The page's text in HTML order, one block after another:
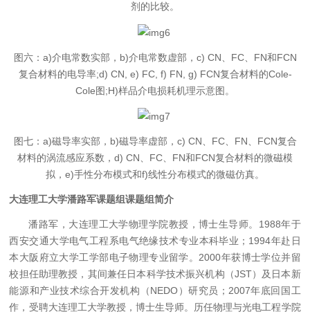
剂的比较。
图六：a)介电常数实部，b)介电常数虚部，c) CN、FC、FN和FCN
复合材料的电导率;d) CN, e) FC, f) FN, g) FCN复合材料的Cole-
Cole图;H)样品介电损耗机理示意图。
图七：a)磁导率实部，b)磁导率虚部，c) CN、FC、FN、FCN复合
材料的涡流感应系数，d) CN、FC、FN和FCN复合材料的微磁模
拟，e)手性分布模式和f)线性分布模式的微磁仿真。
大连理工大学潘路军课题组课题组简介
潘路军，大连理工大学物理学院教授，博士生导师。1988年于
西安交通大学电气工程系电气绝缘技术专业本科毕业；1994年赴日
本大阪府立大学工学部电子物理专业留学。2000年获博士学位并留
校担任助理教授，其间兼任日本科学技术振兴机构（JST）及日本新
能源和产业技术综合开发机构（NEDO）研究员；2007年底回国工
作，受聘大连理工大学教授，博士生导师。历任物理与光电工程学院